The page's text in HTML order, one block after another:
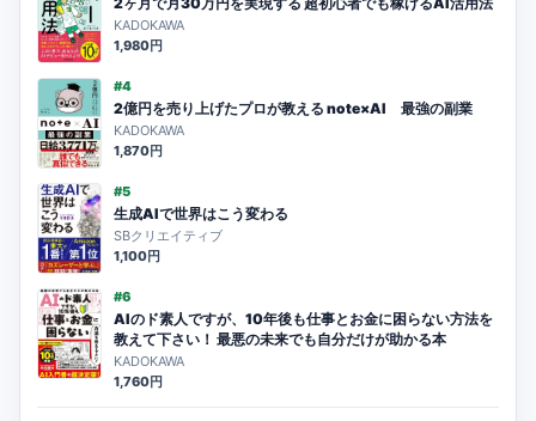
KADOKAWA
1,980円
#4
2億円を売り上げたプロが教える note×AI 最強の副業
KADOKAWA
1,870円
#5
生成AIで世界はこう変わる
SBクリエイティブ
1,100円
#6
AIのド素人ですが、10年後も仕事とお金に困らない方法を
教えて下さい！ 最悪の未来でも自分だけが助かる本
KADOKAWA
1,760円